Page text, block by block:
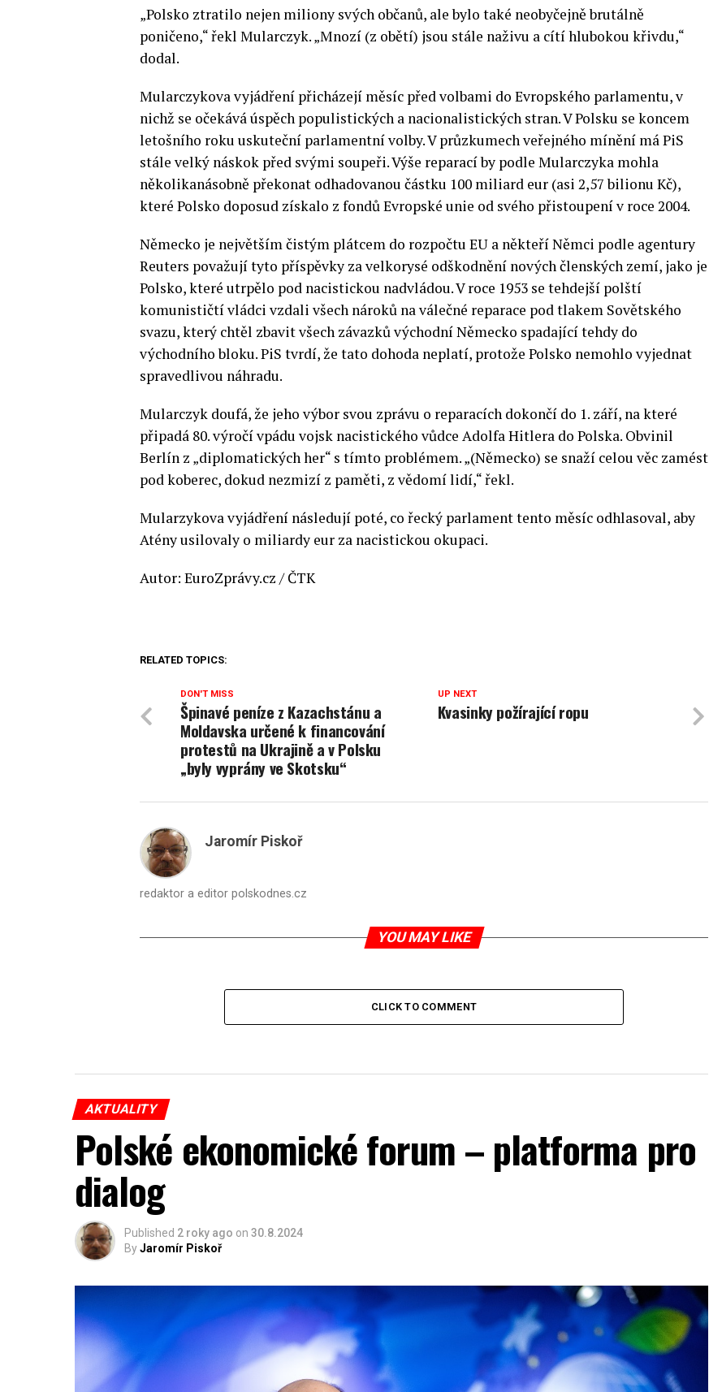
„Polsko ztratilo nejen miliony svých občanů, ale bylo také neobyčejně brutálně
poničeno,“ řekl Mularczyk. „Mnozí (z obětí) jsou stále naživu a cítí hlubokou křivdu,“
dodal.
Mularczykova vyjádření přicházejí měsíc před volbami do Evropského parlamentu, v
nichž se očekává úspěch populistických a nacionalistických stran. V Polsku se koncem
letošního roku uskuteční parlamentní volby. V průzkumech veřejného mínění má PiS
stále velký náskok před svými soupeři. Výše reparací by podle Mularczyka mohla
několikanásobně překonat odhadovanou částku 100 miliard eur (asi 2,57 bilionu Kč),
které Polsko doposud získalo z fondů Evropské unie od svého přistoupení v roce 2004.
Německo je největším čistým plátcem do rozpočtu EU a někteří Němci podle agentury
Reuters považují tyto příspěvky za velkorysé odškodnění nových členských zemí, jako je
Polsko, které utrpělo pod nacistickou nadvládou. V roce 1953 se tehdejší polští
komunističtí vládci vzdali všech nároků na válečné reparace pod tlakem Sovětského
svazu, který chtěl zbavit všech závazků východní Německo spadající tehdy do
východního bloku. PiS tvrdí, že tato dohoda neplatí, protože Polsko nemohlo vyjednat
spravedlivou náhradu.
Mularczyk doufá, že jeho výbor svou zprávu o reparacích dokončí do 1. září, na které
připadá 80. výročí vpádu vojsk nacistického vůdce Adolfa Hitlera do Polska. Obvinil
Berlín z „diplomatických her“ s tímto problémem. „(Německo) se snaží celou věc zamést
pod koberec, dokud nezmizí z paměti, z vědomí lidí,“ řekl.
Mularzykova vyjádření následují poté, co řecký parlament tento měsíc odhlasoval, aby
Atény usilovaly o miliardy eur za nacistickou okupaci.
Autor: EuroZprávy.cz / ČTK
RELATED TOPICS:
UP NEXT
Kvasinky požírající ropu
DON'T MISS
Špinavé peníze z Kazachstánu a
Moldavska určené k financování
protestů na Ukrajině a v Polsku
„byly vyprány ve Skotsku“
Jaromír Piskoř
redaktor a editor polskodnes.cz
YOU MAY LIKE
CLICK TO COMMENT
AKTUALITY
Polské ekonomické forum – platforma pro
dialog
Published 2 roky ago on 30.8.2024
ByJaromír Piskoř